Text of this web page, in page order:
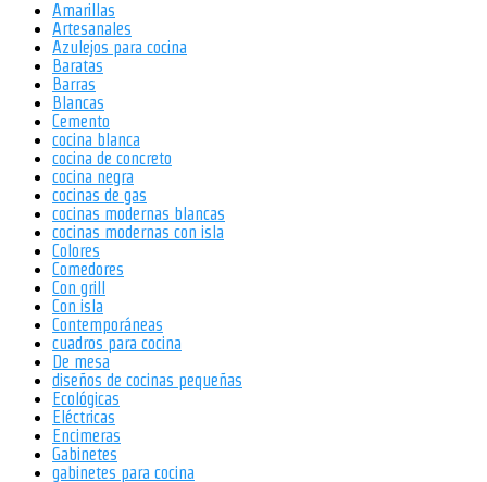
Amarillas
Artesanales
Azulejos para cocina
Baratas
Barras
Blancas
Cemento
cocina blanca
cocina de concreto
cocina negra
cocinas de gas
cocinas modernas blancas
cocinas modernas con isla
Colores
Comedores
Con grill
Con isla
Contemporáneas
cuadros para cocina
De mesa
diseños de cocinas pequeñas
Ecológicas
Eléctricas
Encimeras
Gabinetes
gabinetes para cocina